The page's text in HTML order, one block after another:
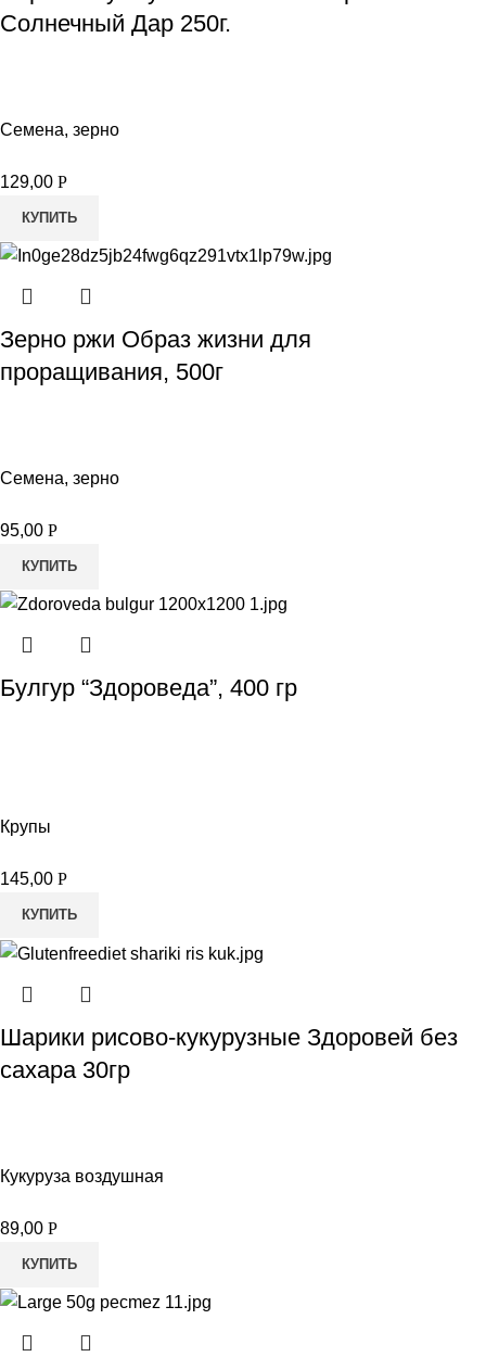
Солнечный Дар 250г.
Семена, зерно
129,00 Р
КУПИТЬ
Зерно ржи Образ жизни для
проращивания, 500г
Семена, зерно
95,00 Р
КУПИТЬ
Булгур “Здороведа”, 400 гр
Крупы
145,00 Р
КУПИТЬ
Шарики рисово-кукурузные Здоровей без
сахара 30гр
Кукуруза воздушная
89,00 Р
КУПИТЬ